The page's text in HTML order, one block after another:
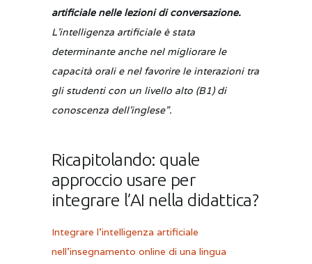
artificiale nelle lezioni di conversazione.
L’intelligenza artificiale è stata
determinante anche nel migliorare le
capacità orali e nel favorire le interazioni tra
gli studenti con un livello alto (B1) di
conoscenza dell’inglese”.
Ricapitolando: quale
approccio usare per
integrare l’AI nella didattica?
Integrare l’intelligenza artificiale
nell’insegnamento online di una lingua